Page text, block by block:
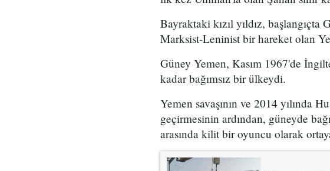
Bayraktaki kızıl yıldız,
Marksist-Leninist bir hareket olan
Güney Yemen, Kasım 1967'de
kadar bağımsız bir ülkeydi.
Yemen savaşının ve 2014 yılında
geçirmesinin ardından, güneyde
arasında kilit bir oyuncu olarak